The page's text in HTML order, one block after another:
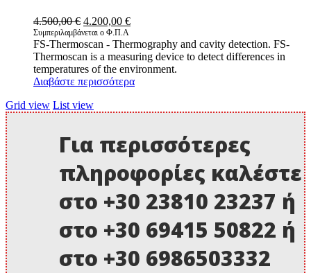
4.500,00€ Original
price
was:
4.500,00 €.
4.200,00 €Η
τιμή
είναι:
4.200,00 €.
Συμπεριλαμβάνεται ο Φ.Π.Α
FS-Thermoscan - Thermography and cavity detection. FS-
Thermoscan is a measuring device to detect differences in
temperatures of the environment.
Διαβάστε περισσότερα
Grid view List view
Για περισσότερες
πληροφορίες καλέστε
στο +30 23810 23237 ή
στο +30 69415 50822 ή
στο +30 6986503332